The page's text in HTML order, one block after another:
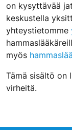
on kysyttävää
keskustella
yhteystietomme
myös
Tämä sisältö on
virheitä.